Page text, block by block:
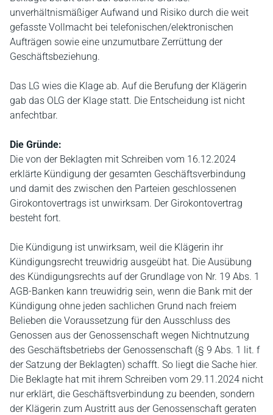
unverhältnismäßiger Aufwand und Risiko durch die weit
gefasste Vollmacht bei telefonischen/elektronischen
Aufträgen sowie eine unzumutbare Zerrüttung der
Geschäftsbeziehung.
Das LG wies die Klage ab. Auf die Berufung der Klägerin
gab das OLG der Klage statt. Die Entscheidung ist nicht
anfechtbar.
Die Gründe:
Die von der Beklagten mit Schreiben vom 16.12.2024
erklärte Kündigung der gesamten Geschäftsverbindung
und damit des zwischen den Parteien geschlossenen
Girokontovertrags ist unwirksam. Der Girokontovertrag
besteht fort.
Die Kündigung ist unwirksam, weil die Klägerin ihr
Kündigungsrecht treuwidrig ausgeübt hat. Die Ausübung
des Kündigungsrechts auf der Grundlage von Nr. 19 Abs. 1
AGB-Banken kann treuwidrig sein, wenn die Bank mit der
Kündigung ohne jeden sachlichen Grund nach freiem
Belieben die Voraussetzung für den Ausschluss des
Genossen aus der Genossenschaft wegen Nichtnutzung
des Geschäftsbetriebs der Genossenschaft (§ 9 Abs. 1 lit. f
der Satzung der Beklagten) schafft. So liegt die Sache hier.
Die Beklagte hat mit ihrem Schreiben vom 29.11.2024 nicht
nur erklärt, die Geschäftsverbindung zu beenden, sondern
der Klägerin zum Austritt aus der Genossenschaft geraten